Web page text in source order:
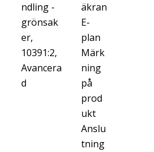
ndling -
grönsak
er,
10391:2,
Avancera
d
äkran
E-
plan
Märk
ning
på
prod
ukt
Anslu
tning